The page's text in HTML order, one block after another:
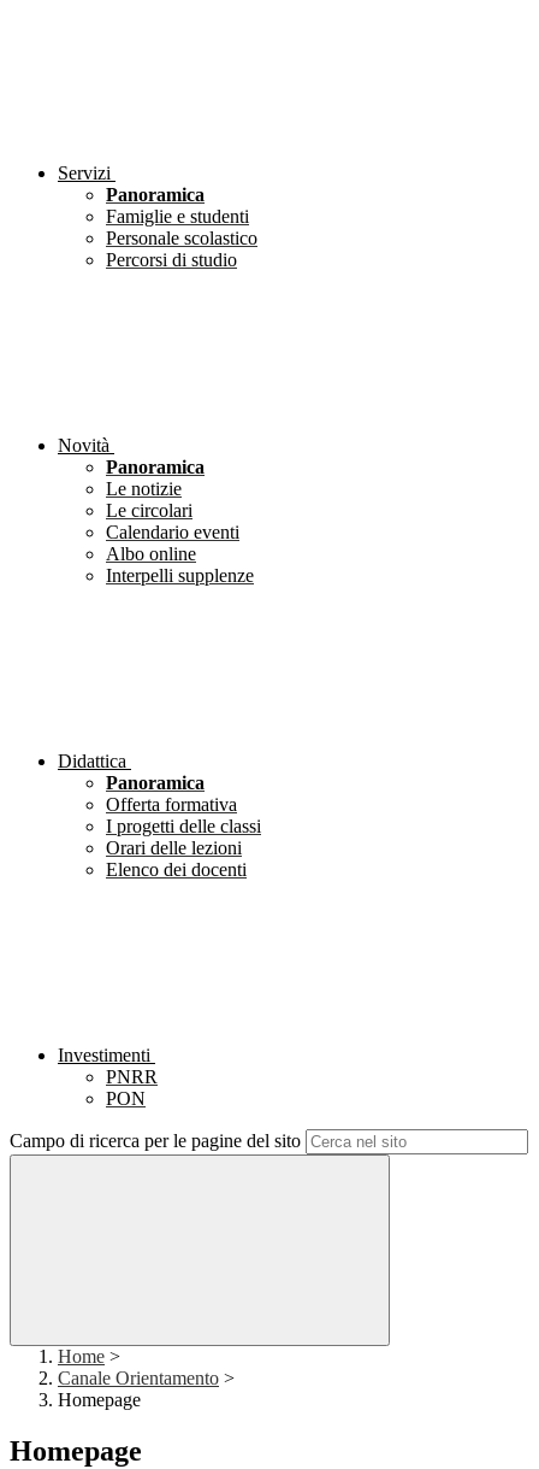
Servizi
Panoramica
Famiglie e studenti
Personale scolastico
Percorsi di studio
Novità
Panoramica
Le notizie
Le circolari
Calendario eventi
Albo online
Interpelli supplenze
Didattica
Panoramica
Offerta formativa
I progetti delle classi
Orari delle lezioni
Elenco dei docenti
Investimenti
PNRR
PON
Campo di ricerca per le pagine del sito
Home >
Canale Orientamento >
Homepage
Homepage